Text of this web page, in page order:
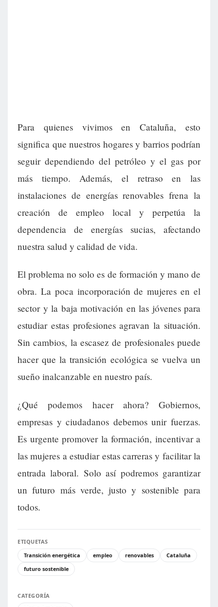
Para quienes vivimos en Cataluña, esto
significa que nuestros hogares y barrios podrían
seguir dependiendo del petróleo y el gas por
más tiempo. Además, el retraso en las
instalaciones de energías renovables frena la
creación de empleo local y perpetúa la
dependencia de energías sucias, afectando
nuestra salud y calidad de vida.
El problema no solo es de formación y mano de
obra. La poca incorporación de mujeres en el
sector y la baja motivación en las jóvenes para
estudiar estas profesiones agravan la situación.
Sin cambios, la escasez de profesionales puede
hacer que la transición ecológica se vuelva un
sueño inalcanzable en nuestro país.
¿Qué podemos hacer ahora? Gobiernos,
empresas y ciudadanos debemos unir fuerzas.
Es urgente promover la formación, incentivar a
las mujeres a estudiar estas carreras y facilitar la
entrada laboral. Solo así podremos garantizar
un futuro más verde, justo y sostenible para
todos.
ETIQUETAS
Transición energética
empleo renovables
Cataluña
futuro sostenible
CATEGORÍA